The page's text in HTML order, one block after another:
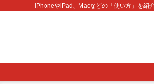
iPhoneやiPad、Macなどの「使い方」を紹